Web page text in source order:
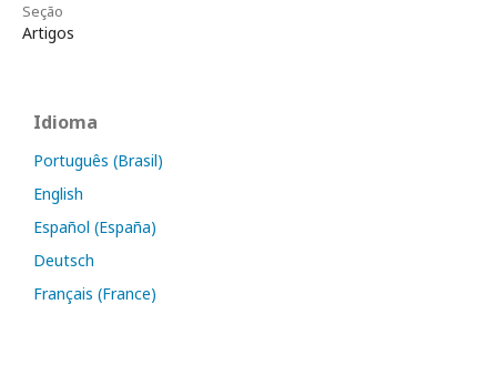
Seção
Artigos
Idioma
Português (Brasil)
English
Español (España)
Deutsch
Français (France)